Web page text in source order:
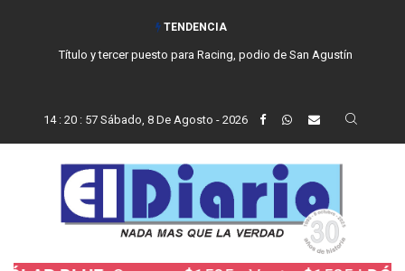
TENDENCIA
Título y tercer puesto para Racing, podio de San Agustín
14: 20 : 58 Sábado, 8 De Agosto - 2026